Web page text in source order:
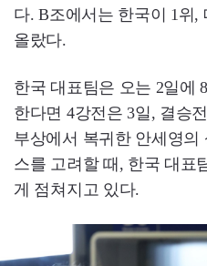
다. B조에서는 한국이 1위,
올랐다.
한국 대표팀은 오는 2일에
한다면 4강전은 3일, 결승
부상에서 복귀한 안세영의
스를 고려할 때, 한국 대표
게 점쳐지고 있다.